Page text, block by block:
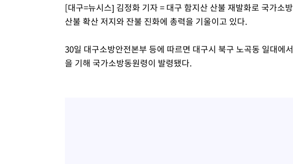
[대구=뉴시스] 김정화 기자 = 대구 함지산 산불 재발화로 국가소
산불 확산 저지와 잔불 진화에 총력을 기울이고 있다.
30일 대구소방안전본부 등에 따르면 대구시 북구 노곡동 일대에
을 기해 국가소방동원령이 발령됐다.